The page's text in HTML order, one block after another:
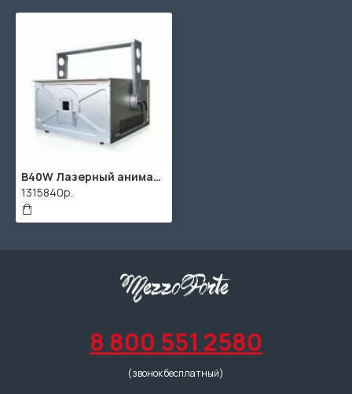
B40W Лазерный анимационный проектор, IP65, RGB, мощность 12+12+16Вт, Big Dipper
1315840р.
8 800 551 2580
(звонок бесплатный)